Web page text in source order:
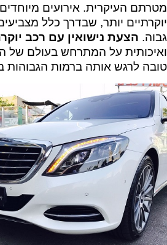
מטרתם העיקרית. אירועים
יוקרתיים יותר, שבדרך כלל
גבוה. הצעת נישואין עם רכב
ואיכותית על המתרחש בעולם של
טובה לרגש אותה ברמות הגבוהות